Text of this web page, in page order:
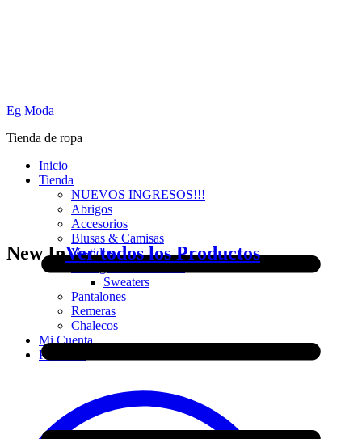
Eg Moda
Tienda de ropa
Inicio
Tienda
NUEVOS INGRESOS!!!
Abrigos
Accesorios
Blusas & Camisas
Vestidos
Cardigans & Sweaters
Sweaters
Pantalones
Remeras
Chalecos
Mi Cuenta
PROMO
New InVer todos los Productos